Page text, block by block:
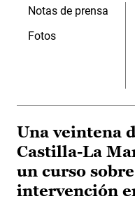
Notas de prensa
Fotos
Una veintena
Castilla-La
un curso
intervención